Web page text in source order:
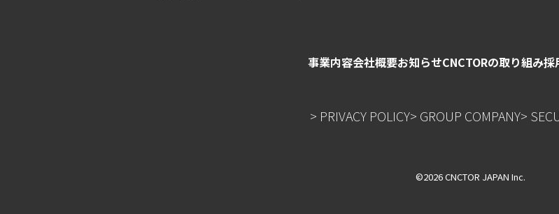
事業内容会社概要お知らせCNCTORの取り組み採
> PRIVACY POLICY> GROUP COMPANY>
©2026 CNCTOR JAPAN Inc.